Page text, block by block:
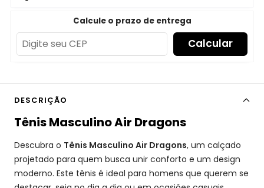
Calcule o prazo de entrega
Calcular
DESCRIÇÃO
Tênis Masculino Air Dragons
Descubra o Tênis Masculino Air Dragons, um calçado
projetado para quem busca unir conforto e um design
moderno. Este tênis é ideal para homens que querem se